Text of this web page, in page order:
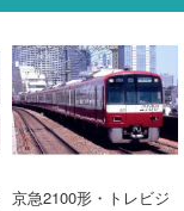
京急2100形・トレビジ